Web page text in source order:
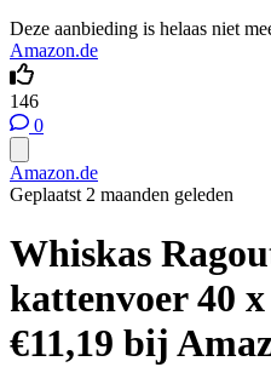
Deze aanbieding is helaas niet
Amazon.de
146
0
Amazon.de
Geplaatst 2 maanden geleden
Whiskas
kattenvoer 40
€11,19 bij